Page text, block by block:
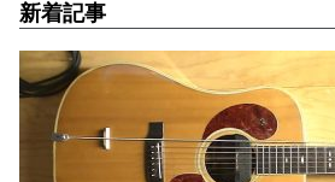
新着記事